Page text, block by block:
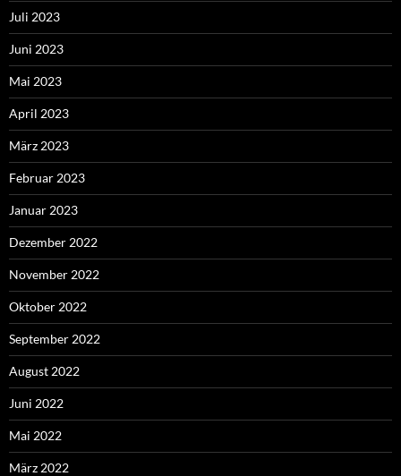
Juli 2023
Juni 2023
Mai 2023
April 2023
März 2023
Februar 2023
Januar 2023
Dezember 2022
November 2022
Oktober 2022
September 2022
August 2022
Juni 2022
Mai 2022
März 2022